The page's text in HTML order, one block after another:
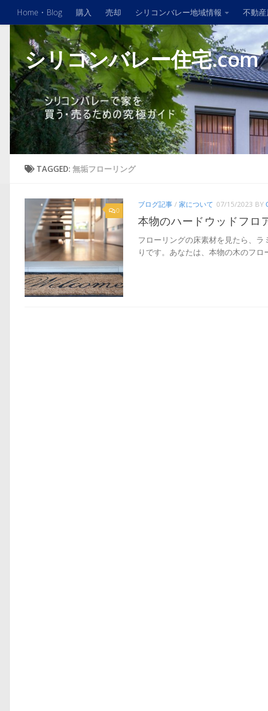
Skip to content
Home・Blog 購入 売却 シリコンバレー地域情報 不動
シリコンバレー住宅.com
TAGGED: 無垢フローリング
0
ブログ記事 / 家について 07/15/2023 BY
本物のハードウッドフロ
フローリングの床素材を見たら、ラ
りです。あなたは、本物の木のフ